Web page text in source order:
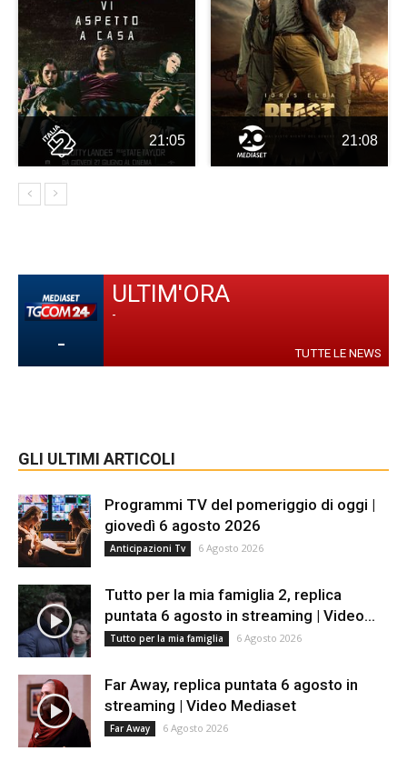
21:05 21:08
-
ULTIM'ORA
-
TUTTE LE NEWS
GLI ULTIMI ARTICOLI
Programmi TV del pomeriggio di oggi |
giovedì 6 agosto 2026
Anticipazioni Tv 6 Agosto 2026
Tutto per la mia famiglia 2, replica
puntata 6 agosto in streaming | Video...
Tutto per la mia famiglia 6 Agosto 2026
Far Away, replica puntata 6 agosto in
streaming | Video Mediaset
Far Away 6 Agosto 2026